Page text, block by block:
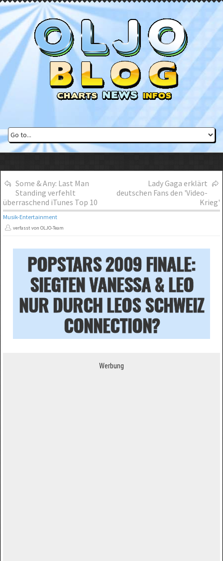
Some & Any: Last Man
Standing verfehlt
überraschend iTunes Top 10
Lady Gaga erklärt
deutschen Fans den 'Video-
Krieg'
Musik-Entertainment
verfasst von OLJO-Team
POPSTARS 2009 FINALE:
SIEGTEN VANESSA & LEO
NUR DURCH LEOS SCHWEIZ
CONNECTION?
Werbung